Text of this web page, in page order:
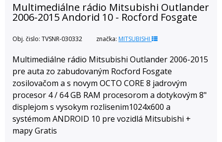
Multimediálne rádio Mitsubishi Outlander
2006-2015 Andorid 10 - Rocford Fosgate
Obj. čislo: TVSNR-030332 značka: MITSUBISHI
Multimediálne rádio Mitsubishi Outlander 2006-2015
pre auta zo zabudovaným Rocford Fosgate
zosilovačom a s novym OCTO CORE 8 jadrovým
procesor 4 / 64 GB RAM procesorom a dotykovým 8"
displejom s vysokym rozlisenim1024x600 a
systémom ANDROID 10 pre vozidlá Mitsubishi +
mapy Gratis